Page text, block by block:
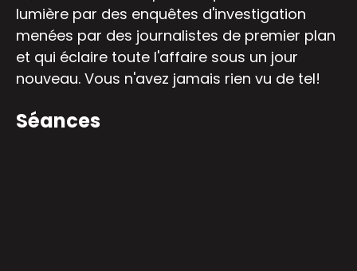
lumière par des enquêtes d'investigation
menées par des journalistes de premier plan
et qui éclaire toute l'affaire sous un jour
nouveau. Vous n'avez jamais rien vu de tel!
Séances